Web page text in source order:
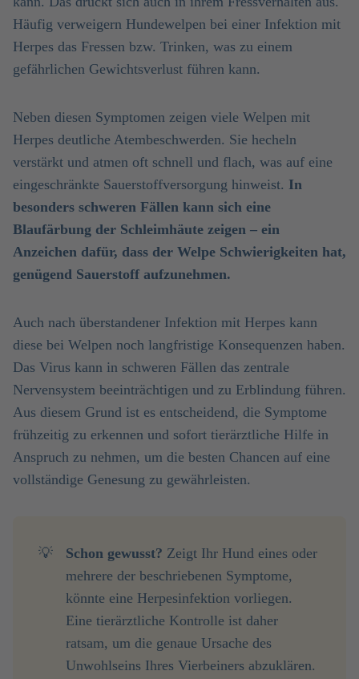
Häufig verweigern Hundewelpen bei einer Infektion mit
Herpes das Fressen bzw. Trinken, was zu einem
gefährlichen Gewichtsverlust führen kann.
Neben diesen Symptomen zeigen viele Welpen mit
Herpes deutliche Atembeschwerden. Sie hecheln
verstärkt und atmen oft schnell und flach, was auf eine
eingeschränkte Sauerstoffversorgung hinweist. In
besonders schweren Fällen kann sich eine
Blaufärbung der Schleimhäute zeigen – ein
Anzeichen dafür, dass der Welpe Schwierigkeiten hat,
genügend Sauerstoff aufzunehmen.
Auch nach überstandener Infektion mit Herpes kann
diese bei Welpen noch langfristige Konsequenzen haben.
Das Virus kann in schweren Fällen das zentrale
Nervensystem beeinträchtigen und zu Erblindung führen.
Aus diesem Grund ist es entscheidend, die Symptome
frühzeitig zu erkennen und sofort tierärztliche Hilfe in
Anspruch zu nehmen, um die besten Chancen auf eine
vollständige Genesung zu gewährleisten.
💡 Schon gewusst? Zeigt Ihr Hund eines oder
mehrere der beschriebenen Symptome,
könnte eine Herpesinfektion vorliegen.
Eine tierärztliche Kontrolle ist daher
ratsam, um die genaue Ursache des
Unwohlseins Ihres Vierbeiners abzuklären.